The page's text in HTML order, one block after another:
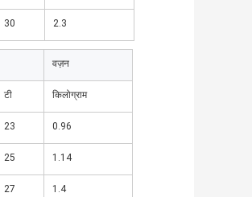
30 2.3
वज़न
टी किलोग्राम
23 0.96
25 1.14
27 1.4